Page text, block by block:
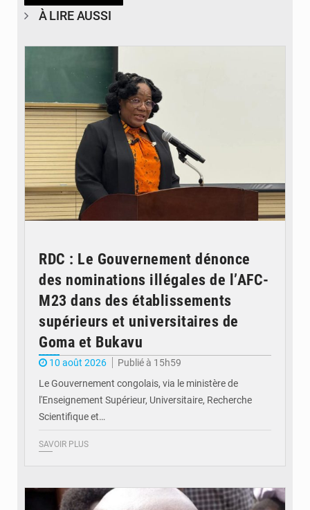
À LIRE AUSSI
RDC : Le Gouvernement dénonce
des nominations illégales de l’AFC-
M23 dans des établissements
supérieurs et universitaires de
Goma et Bukavu
10 août 2026
Publié à 15h59
Le Gouvernement congolais, via le ministère de
l'Enseignement Supérieur, Universitaire, Recherche
Scientifique et…
SAVOIR PLUS